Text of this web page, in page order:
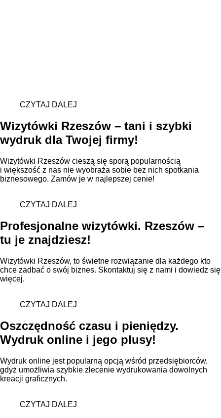
CZYTAJ DALEJ
Wizytówki Rzeszów – tani i szybki
wydruk dla Twojej firmy!
Wizytówki Rzeszów cieszą się sporą popularnością
i większość z nas nie wyobraża sobie bez nich spotkania
biznesowego. Zamów je w najlepszej cenie!
CZYTAJ DALEJ
Profesjonalne wizytówki. Rzeszów –
tu je znajdziesz!
Wizytówki Rzeszów, to świetne rozwiązanie dla każdego kto
chce zadbać o swój biznes. Skontaktuj się z nami i dowiedz się
więcej.
CZYTAJ DALEJ
Oszczędność czasu i pieniędzy.
Wydruk online i jego plusy!
Wydruk online jest popularną opcją wśród przedsiębiorców,
gdyż umożliwia szybkie zlecenie wydrukowania dowolnych
kreacji graficznych.
CZYTAJ DALEJ